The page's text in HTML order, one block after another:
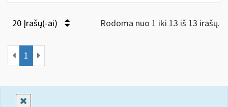
20 Įrašų(-ai) Rodoma nuo 1 iki 13 iš 13 irašų.
1